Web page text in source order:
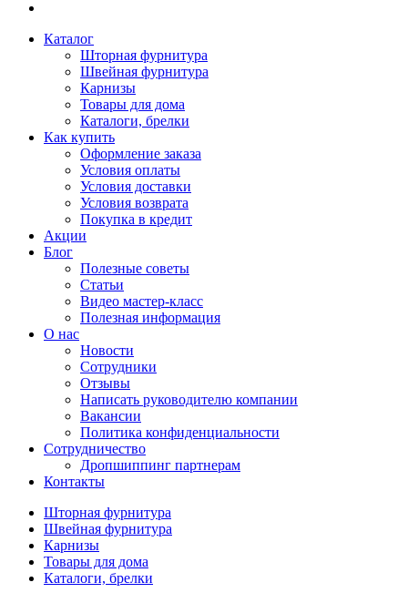
Каталог
Шторная фурнитура
Швейная фурнитура
Карнизы
Товары для дома
Каталоги, брелки
Как купить
Оформление заказа
Условия оплаты
Условия доставки
Условия возврата
Покупка в кредит
Акции
Блог
Полезные советы
Статьи
Видео мастер-класс
Полезная информация
О нас
Новости
Сотрудники
Отзывы
Написать руководителю компании
Вакансии
Политика конфиденциальности
Сотрудничество
Дропшиппинг партнерам
Контакты
Шторная фурнитура
Швейная фурнитура
Карнизы
Товары для дома
Каталоги, брелки